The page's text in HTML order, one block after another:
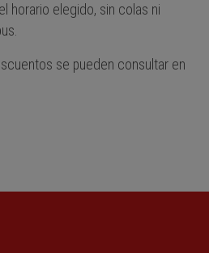
horario elegido, sin colas ni
se pueden consultar en